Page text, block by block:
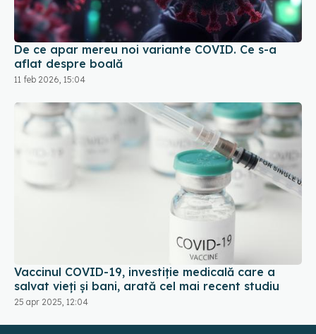
De ce apar mereu noi variante COVID. Ce s-a
aflat despre boală
11 feb 2026, 15:04
Vaccinul COVID-19, investiție medicală care a
salvat vieți și bani, arată cel mai recent studiu
25 apr 2025, 12:04